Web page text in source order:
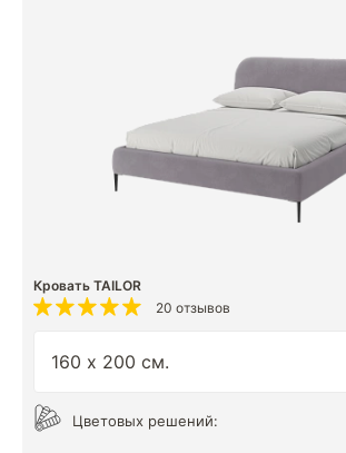
Кровать TAILOR
20 отзывов
Цветовых решений: